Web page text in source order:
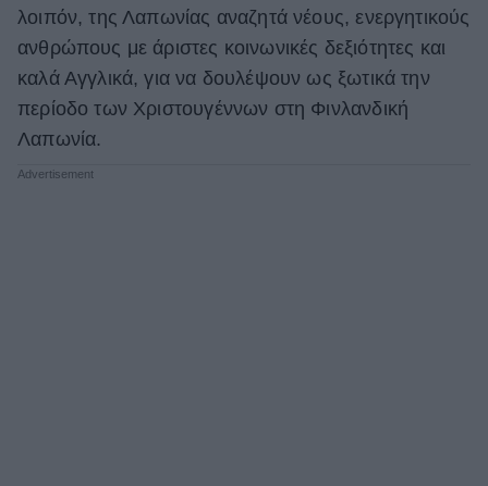
Women's Forum
Hautes Grecians
λοιπόν, της Λαπωνίας αναζητά νέους, ενεργητικούς
ανθρώπους με άριστες κοινωνικές δεξιότητες και
καλά Αγγλικά, για να δουλέψουν ως ξωτικά την
περίοδο των Χριστουγέννων στη Φινλανδική
Λαπωνία.